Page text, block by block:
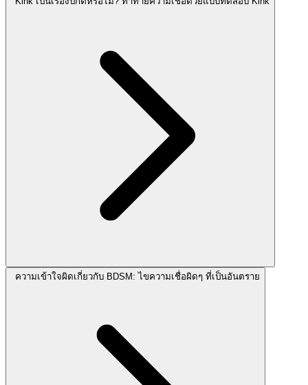
ความเข้าใจผิดเกี่ยวกับ BDSM: ไขความเชื่อผิดๆ ที่เป็นอันตราย